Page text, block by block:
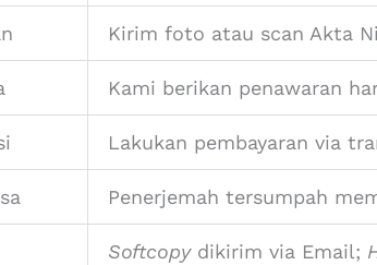
Kirim foto atau scan Akta
Kami berikan penawaran
Lakukan pembayaran via
Penerjemah tersumpah
Softcopydikirim via Email;